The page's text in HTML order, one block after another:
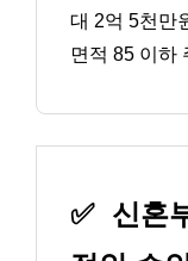
대 2억 5천만
면적 85 이하
✅ 신혼